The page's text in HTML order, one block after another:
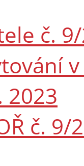
č.
2023
č. 9/